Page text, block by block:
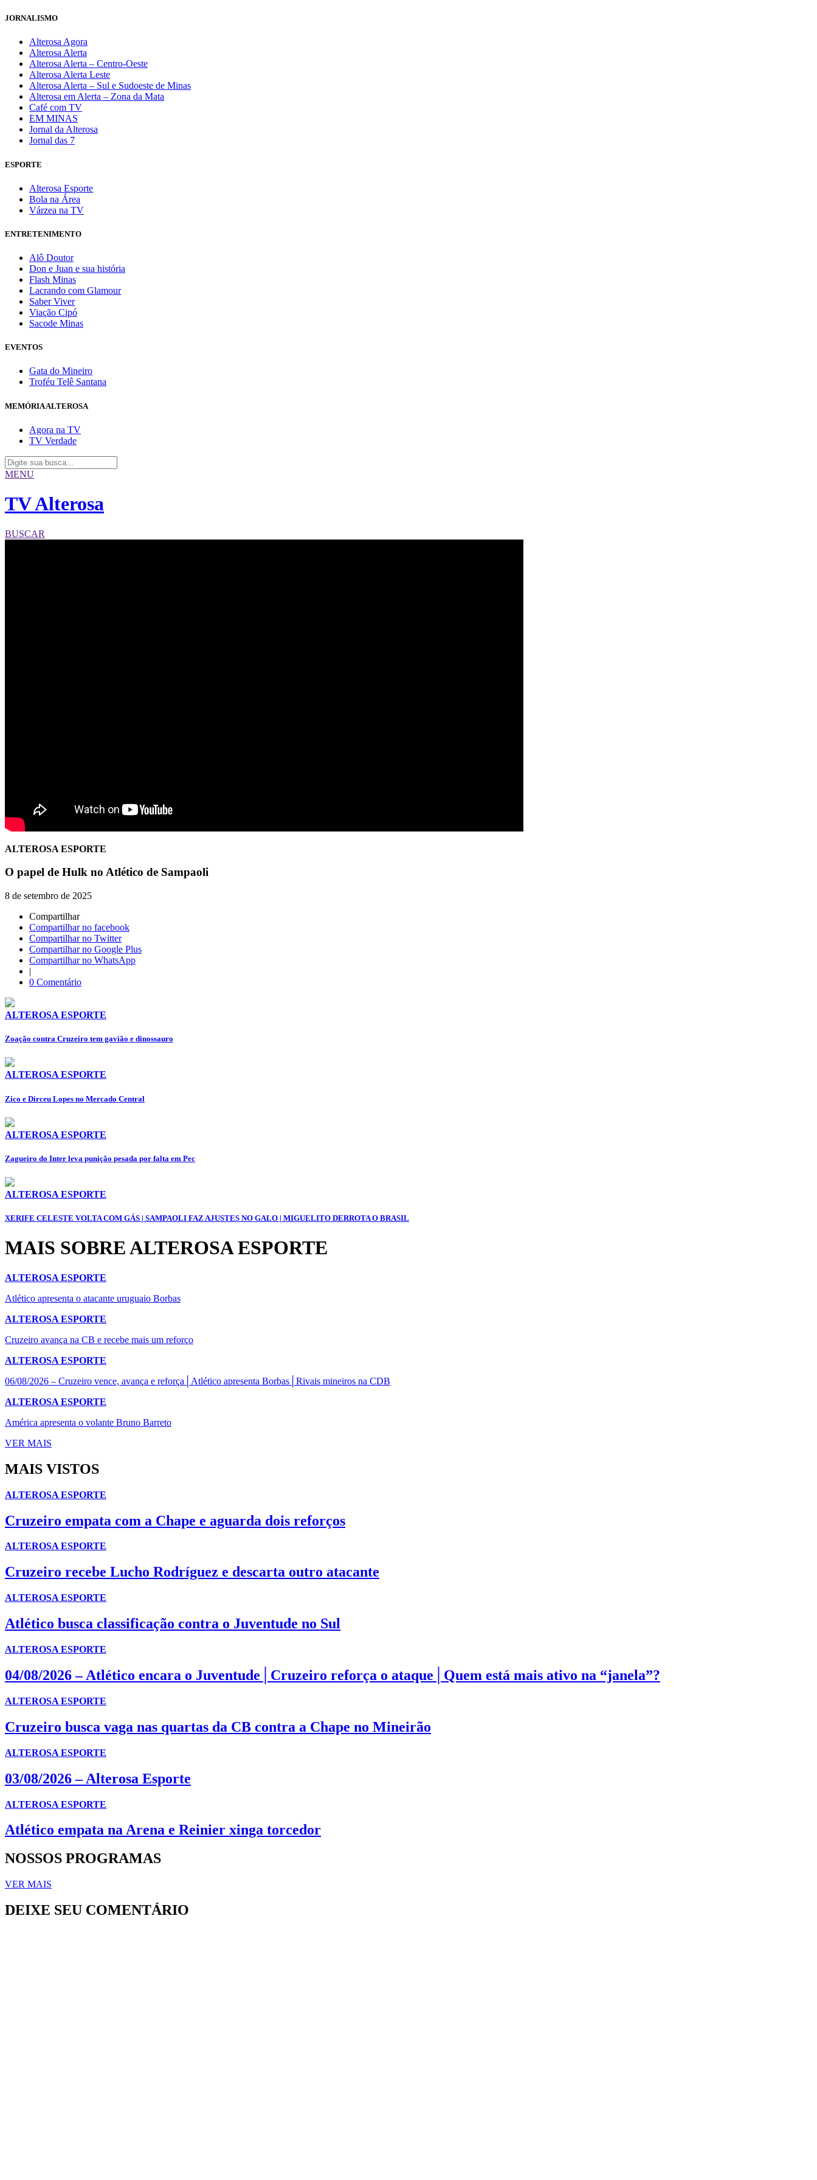
JORNALISMO
Alterosa Agora
Alterosa Alerta
Alterosa Alerta – Centro-Oeste
Alterosa Alerta Leste
Alterosa Alerta – Sul e Sudoeste de Minas
Alterosa em Alerta – Zona da Mata
Café com TV
EM MINAS
Jornal da Alterosa
Jornal das 7
ESPORTE
Alterosa Esporte
Bola na Área
Várzea na TV
ENTRETENIMENTO
Alô Doutor
Don e Juan e sua história
Flash Minas
Lacrando com Glamour
Saber Viver
Viação Cipó
Sacode Minas
EVENTOS
Gata do Mineiro
Troféu Telê Santana
MEMÓRIA ALTEROSA
Agora na TV
TV Verdade
MENU
TV Alterosa
BUSCAR
ALTEROSA ESPORTE
O papel de Hulk no Atlético de Sampaoli
8 de setembro de 2025
Compartilhar
Compartilhar no facebook
Compartilhar no Twitter
Compartilhar no Google Plus
Compartilhar no WhatsApp
|
0 Comentário
ALTEROSA ESPORTE
Zoação contra Cruzeiro tem gavião e dinossauro
ALTEROSA ESPORTE
Zico e Dirceu Lopes no Mercado Central
ALTEROSA ESPORTE
Zagueiro do Inter leva punição pesada por falta em Pec
ALTEROSA ESPORTE
XERIFE CELESTE VOLTA COM GÁS | SAMPAOLI FAZ AJUSTES NO GALO | MIGUELITO DERROTA O BRASIL
MAIS SOBRE ALTEROSA ESPORTE
ALTEROSA ESPORTE
Atlético apresenta o atacante uruguaio Borbas
ALTEROSA ESPORTE
Cruzeiro avança na CB e recebe mais um reforço
ALTEROSA ESPORTE
06/08/2026 – Cruzeiro vence, avança e reforça│Atlético apresenta Borbas│Rivais mineiros na CDB
ALTEROSA ESPORTE
América apresenta o volante Bruno Barreto
VER MAIS
MAIS VISTOS
ALTEROSA ESPORTE
Cruzeiro empata com a Chape e aguarda dois reforços
ALTEROSA ESPORTE
Cruzeiro recebe Lucho Rodríguez e descarta outro atacante
ALTEROSA ESPORTE
Atlético busca classificação contra o Juventude no Sul
ALTEROSA ESPORTE
04/08/2026 – Atlético encara o Juventude│Cruzeiro reforça o ataque│Quem está mais ativo na “janela”?
ALTEROSA ESPORTE
Cruzeiro busca vaga nas quartas da CB contra a Chape no Mineirão
ALTEROSA ESPORTE
03/08/2026 – Alterosa Esporte
ALTEROSA ESPORTE
Atlético empata na Arena e Reinier xinga torcedor
NOSSOS PROGRAMAS
VER MAIS
DEIXE SEU COMENTÁRIO